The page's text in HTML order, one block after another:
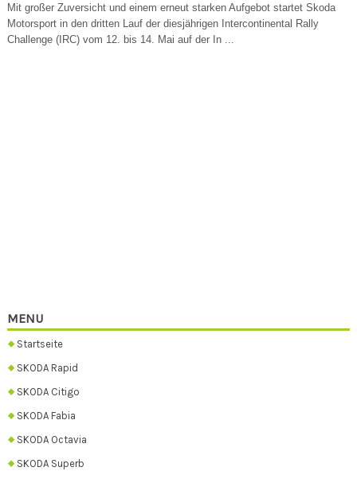
Mit großer Zuversicht und einem erneut starken Aufgebot startet Skoda
Motorsport in den dritten Lauf der diesjährigen Intercontinental Rally
Challenge (IRC) vom 12. bis 14. Mai auf der In ...
MENU
Startseite
SKODA Rapid
SKODA Citigo
SKODA Fabia
SKODA Octavia
SKODA Superb